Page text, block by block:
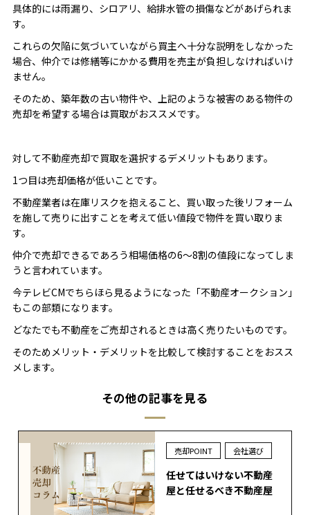
具体的には雨漏り、シロアリ、給排水管の損傷などがあげられま
す。
これらの欠陥に気づいていながら買主へ十分な説明をしなかった
場合、仲介では修繕等にかかる費用を売主が負担しなければいけ
ません。
そのため、築年数の古い物件や、上記のような被害のある物件の
売却を希望する場合は買取がおススメです。
対して不動産売却で買取を選択するデメリットもあります。
1つ目は売却価格が低いことです。
不動産業者は在庫リスクを抱えること、買い取った後リフォーム
を施して売りに出すことを考えて低い値段で物件を買い取りま
す。
仲介で売却できるであろう相場価格の6～8割の値段になってしま
うと言われています。
今テレビCMでちらほら見るようになった「不動産オークション」
もこの部類になります。
どなたでも不動産をご売却されるときは高く売りたいものです。
そのためメリット・デメリットを比較して検討することをおスス
メします。
その他の記事を見る
売却POINT 会社選び
任せてはいけない不動産
屋と任せるべき不動産屋